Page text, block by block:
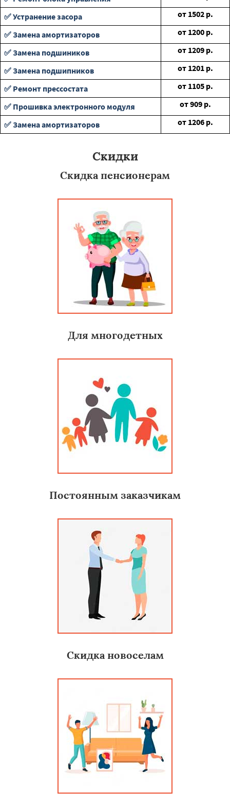
✅ Устранение засора
от 1502 р.
✅ Замена амортизаторов
от 1200 р.
✅ Замена подшиников
от 1209 р.
✅ Замена подшипников
от 1201 р.
✅ Ремонт прессостата
от 1105 р.
✅ Прошивка электронного модуля
от909 р.
✅ Замена амортизаторов
от 1206 р.
Скидки
Скидка пенсионерам
Для многодетных
Постоянным заказчикам
Скидка новоселам